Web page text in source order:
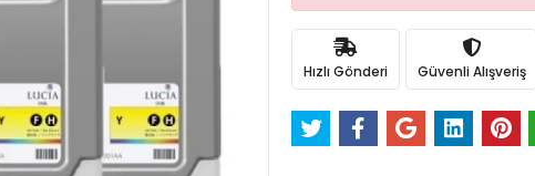
Hızlı Gönderi Güvenli Alışveriş